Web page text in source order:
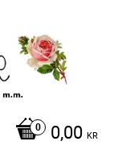
0,00 KR